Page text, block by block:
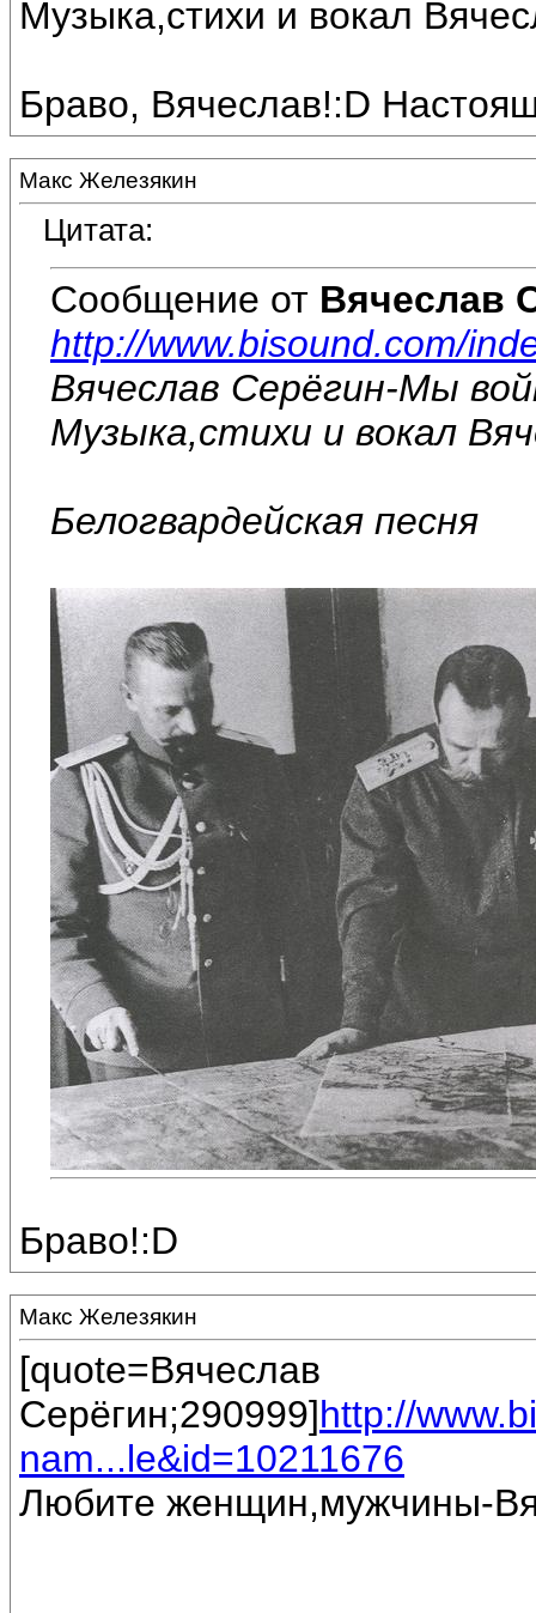
Музыка,стихи и вокал
Браво, Вячеслав!:D
Макс Железякин
Цитата:
Сообщение от Вячеслав
http://www.bisound.com/
Вячеслав Серёгин-Мы
Музыка,стихи и вокал
Белогвардейская песня
Браво!:D
Макс Железякин
[quote=Вячеслав
Серёгин;290999]http://
nam...le&id=10211676
Любите женщин,мужчины-